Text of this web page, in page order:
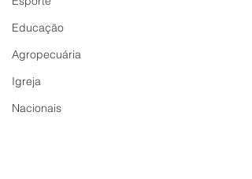
Educação
Agropecuária
Igreja
Nacionais